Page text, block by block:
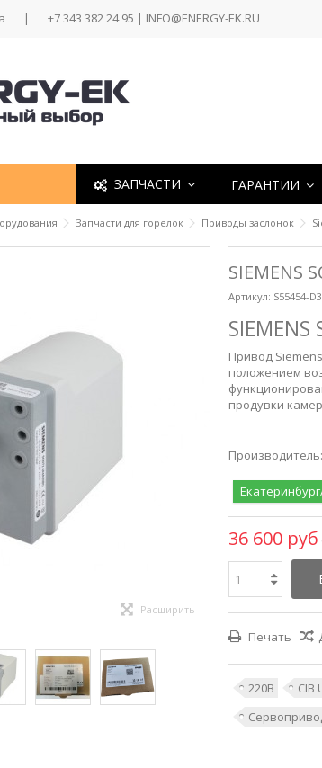
| +7 343 382 24 95 | INFO@ENERGY-EK.RU
ЗАПЧАСТИ ГАРАНТИИ
Запчасти для горелок Приводы заслонок
Расширить
SIEMENS
Артикул: S55454-
Привод
положением
продувки
Производитель:
36 600 руб
Печать
220В CIB